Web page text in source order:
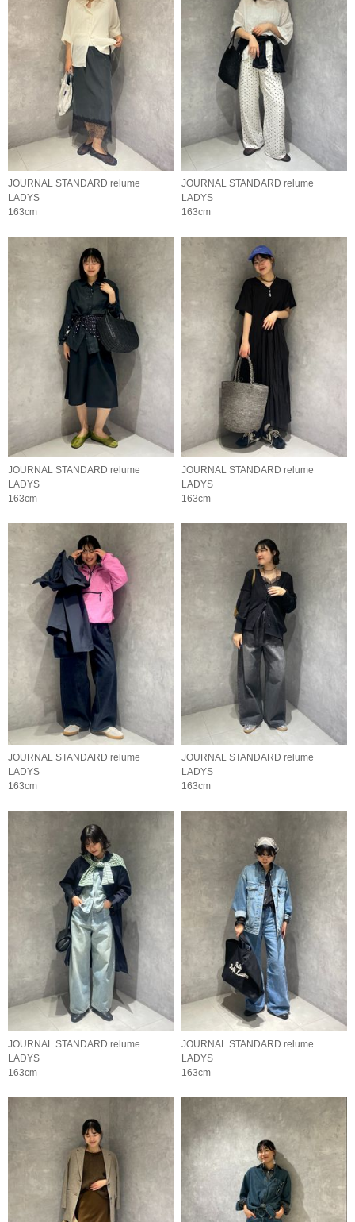
JOURNAL STANDARD relume
LADYS
163cm
JOURNAL STANDARD relume
LADYS
163cm
JOURNAL STANDARD relume
LADYS
163cm
JOURNAL STANDARD relume
LADYS
163cm
JOURNAL STANDARD relume
LADYS
163cm
JOURNAL STANDARD relume
LADYS
163cm
JOURNAL STANDARD relume
LADYS
163cm
JOURNAL STANDARD relume
LADYS
163cm